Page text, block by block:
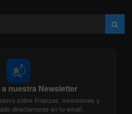
📬
nuestra Newsletter
sobre finanzas, inversiones y
directamente en tu email.